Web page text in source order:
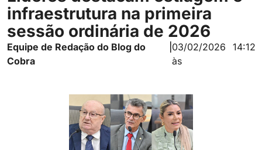
infraestrutura na primeira
sessão ordinária de 2026
Equipe de Redação do Blog do
Cobra
03/02/2026
às
14:12